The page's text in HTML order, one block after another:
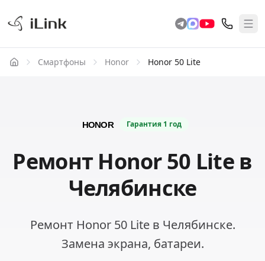
Смартфоны Honor Honor 50 Lite
Гарантия 1 год
Ремонт Honor 50 Lite в
Челябинске
Ремонт Honor 50 Lite в Челябинске.
Замена экрана, батареи.